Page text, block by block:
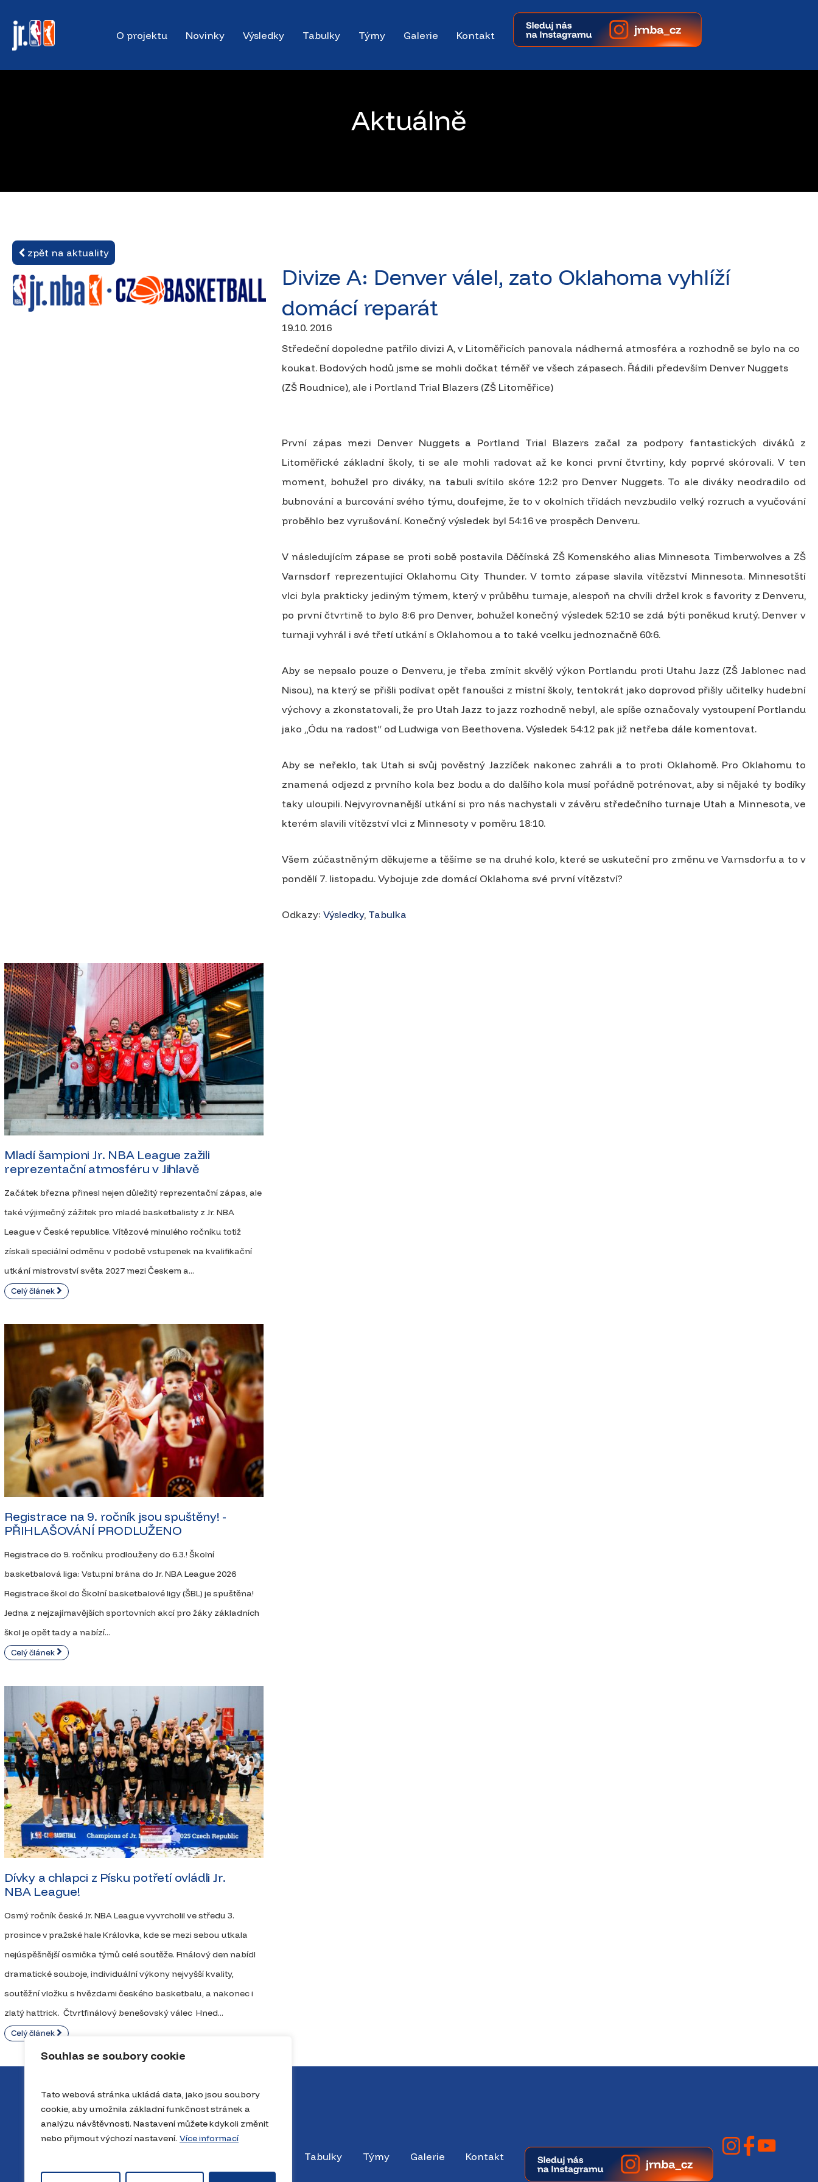
Souhlas se soubory cookie
Tato webová stránka ukládá data, jako jsou soubory
cookie, aby umožnila základní funkčnost stránek a
analýzu návštěvnosti. Nastavení můžete kdykoli změnit
nebo přijmout výchozí nastavení. Více informací
main
content
O projektu Novinky Výsledky Tabulky Týmy Galerie Kontakt
Aktuálně
zpět na aktuality
Divize A: Denver válel, zato Oklahoma vyhlíží
domácí reparát
19.10. 2016
Středeční dopoledne patřilo divizi A, v Litoměřicích panovala nádherná atmosféra a rozhodně se bylo na co
koukat. Bodových hodů jsme se mohli dočkat téměř ve všech zápasech. Řádili především Denver Nuggets
(ZŠ Roudnice), ale i Portland Trial Blazers (ZŠ Litoměřice)
První zápas mezi Denver Nuggets a Portland Trial Blazers začal za podpory fantastických diváků z
Litoměřické základní školy, ti se ale mohli radovat až ke konci první čtvrtiny, kdy poprvé skórovali. V ten
moment, bohužel pro diváky, na tabuli svítilo skóre 12:2 pro Denver Nuggets. To ale diváky neodradilo od
bubnování a burcování svého týmu, doufejme, že to v okolních třídách nevzbudilo velký rozruch a vyučování
proběhlo bez vyrušování. Konečný výsledek byl 54:16 ve prospěch Denveru.
V následujícím zápase se proti sobě postavila Děčínská ZŠ Komenského alias Minnesota Timberwolves a ZŠ
Varnsdorf reprezentující Oklahomu City Thunder. V tomto zápase slavila vítězství Minnesota. Minnesotští
vlci byla prakticky jediným týmem, který v průběhu turnaje, alespoň na chvíli držel krok s favority z Denveru,
po první čtvrtině to bylo 8:6 pro Denver, bohužel konečný výsledek 52:10 se zdá býti poněkud krutý. Denver v
turnaji vyhrál i své třetí utkání s Oklahomou a to také vcelku jednoznačně 60:6.
Aby se nepsalo pouze o Denveru, je třeba zmínit skvělý výkon Portlandu proti Utahu Jazz (ZŠ Jablonec nad
Nisou), na který se přišli podívat opět fanoušci z místní školy, tentokrát jako doprovod přišly učitelky hudební
výchovy a zkonstatovali, že pro Utah Jazz to jazz rozhodně nebyl, ale spíše označovaly vystoupení Portlandu
jako „Ódu na radost“ od Ludwiga von Beethovena. Výsledek 54:12 pak již netřeba dále komentovat.
Aby se neřeklo, tak Utah si svůj pověstný Jazzíček nakonec zahráli a to proti Oklahomě. Pro Oklahomu to
znamená odjezd z prvního kola bez bodu a do dalšího kola musí pořádně potrénovat, aby si nějaké ty bodíky
taky uloupili. Nejvyrovnanější utkání si pro nás nachystali v závěru středečního turnaje Utah a Minnesota, ve
kterém slavili vítězství vlci z Minnesoty v poměru 18:10.
Všem zúčastněným děkujeme a těšíme se na druhé kolo, které se uskuteční pro změnu ve Varnsdorfu a to v
pondělí 7. listopadu. Vybojuje zde domácí Oklahoma své první vítězství?
Odkazy:Výsledky, Tabulka
Mladí šampioni Jr. NBA League zažili
reprezentační atmosféru v Jihlavě
Začátek března přinesl nejen důležitý reprezentační zápas, ale
také výjimečný zážitek pro mladé basketbalisty z Jr. NBA
League v České republice. Vítězové minulého ročníku totiž
získali speciální odměnu v podobě vstupenek na kvalifikační
utkání mistrovství světa 2027 mezi Českem a...
Celý článek
Registrace na 9. ročník jsou spuštěny! -
PŘIHLAŠOVÁNÍ PRODLUŽENO
Registrace do 9. ročníku prodlouženy do 6.3.! Školní
basketbalová liga: Vstupní brána do Jr. NBA League 2026
Registrace škol do Školní basketbalové ligy (ŠBL) je spuštěna!
Jedna z nejzajímavějších sportovních akcí pro žáky základních
škol je opět tady a nabízí...
Celý článek
Dívky a chlapci z Písku potřetí ovládli Jr.
NBA League!
Osmý ročník české Jr. NBA League vyvrcholil ve středu 3.
prosince v pražské hale Královka, kde se mezi sebou utkala
nejúspěšnější osmička týmů celé soutěže. Finálový den nabídl
dramatické souboje, individuální výkony nejvyšší kvality,
soutěžní vložku s hvězdami českého basketbalu, a nakonec i
zlatý hattrick. Čtvrtfinálový benešovský válec Hned...
Celý článek
Tabulky Týmy Galerie Kontakt